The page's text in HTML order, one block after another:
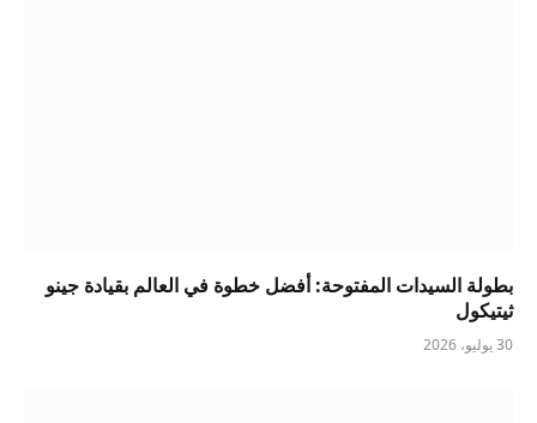
بطولة السيدات المفتوحة: أفضل خطوة في العالم بقيادة جينو
ثيتيكول
30 يوليو، 2026